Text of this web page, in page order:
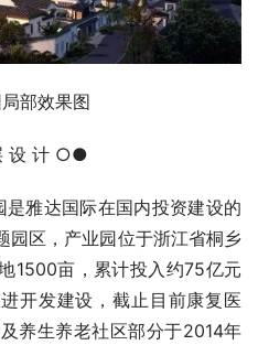
部效果图
设 计 ○●
雅达国际在国内投资建设的
园区，产业园位于浙江省桐乡
1500亩，累计投入约75亿元
开发建设，截止目前康复医
养生养老社区部分于2014年